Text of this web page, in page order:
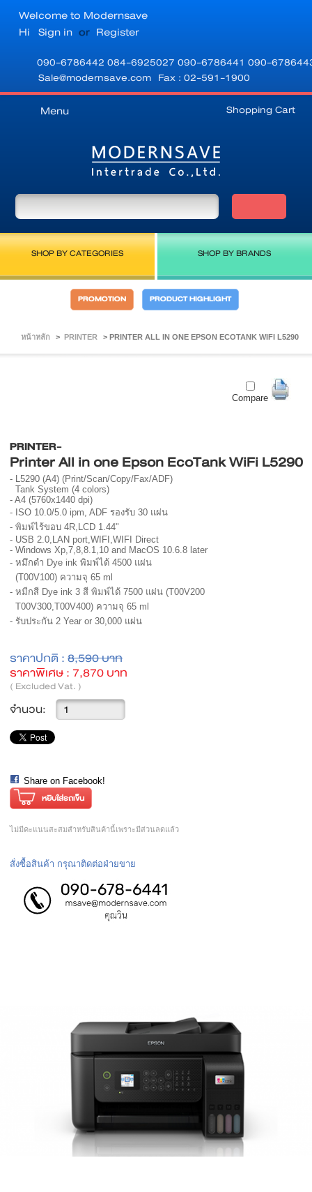
Welcome to Modernsave
Hi Sign in or Register
090-6786442 084-6925027 090-6786441 090-
Sale@modernsave.com Fax : 02-591-1900
Shopping Cart
Menu
SHOP BY CATEGORIES SHOP BY BRANDS
PROMOTION PRODUCT HIGHLIGHT
หน้าหลัก > PRINTER > PRINTER ALL IN ONE EPSON ECOTANK WIFI L5290
Compare
PRINTER-
Printer All in one Epson EcoTank WiFi L5290
- L5290 (A4) (Print/Scan/Copy/Fax/ADF)
Tank System (4 colors)
- A4 (5760x1440 dpi)
- ISO 10.0/5.0 ipm, ADF รองรับ 30 แผ่น
- พิมพ์ไร้ขอบ 4R,LCD 1.44"
- USB 2.0,LAN port,WIFI,WIFI Direct
- Windows Xp,7,8,8.1,10 and MacOS 10.6.8 later
- หมึกดำ Dye ink พิมพ์ได้ 4500 แผ่น
(T00V100) ความจุ 65 ml
- หมีกสี Dye ink 3 สี พิมพ์ได้ 7500 แผ่น (T00V200
T00V300,T00V400) ความจุ 65 ml
- รับประกัน 2 Year or 30,000 แผ่น
ราคาปกติ : 8,590 บาท
ราคาพิเศษ : 7,870 บาท
( Excluded Vat. )
จำนวน:
Share on Facebook!
ไม่มีคะแนนสะสมสำหรับสินค้านี้เพราะมีส่วนลดแล้ว
สั่งซื้อสินค้า กรุณาติดต่อฝ่ายขาย